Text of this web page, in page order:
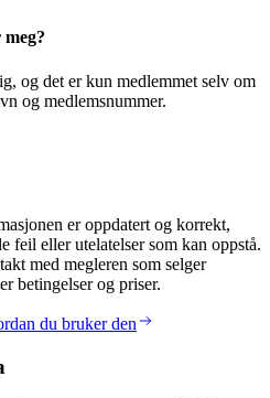
og det er kun medlemmet selv om
og medlemsnummer.
er oppdatert og korrekt,
feil eller utelatelser som kan oppstå.
med megleren som selger
betingelser og priser.
du bruker den